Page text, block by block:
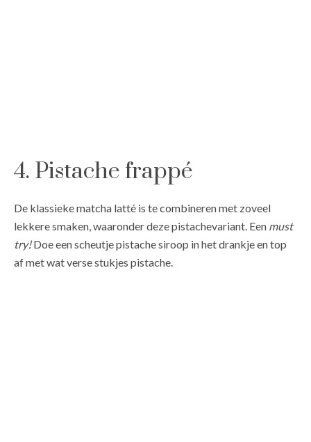
4. Pistache frappé
De klassieke matcha latté is te combineren met zoveel
lekkere smaken, waaronder deze pistachevariant. Een must
try!Doe een scheutje pistache siroop in het drankje en top
af met wat verse stukjes pistache.